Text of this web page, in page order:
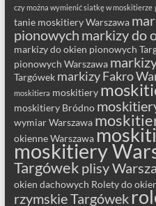
czy można wymienić siatkę w moskitierze
tanie moskitiery Warszawa
pionowych markizy do
markizy do okien pionowych
pionowych Warszawa
Targówek markizy Fakro
moskitiera moskitiery
moskitiery Bródno
wymiar Warszawa
okienne Warszawa
moskitiery
Targówek plisy
okien dachowych Rolety do
rzymskie Targówek